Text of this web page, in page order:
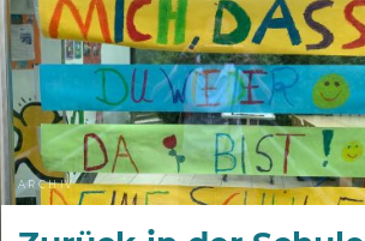
ARCHIV